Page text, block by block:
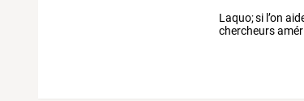
Laquo; si l’on
chercheurs